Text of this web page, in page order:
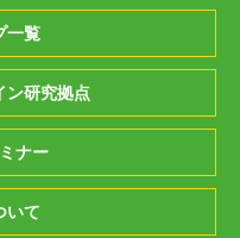
一覧
ン研究拠点
ナー
いて